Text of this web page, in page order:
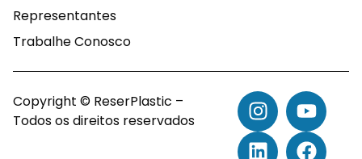
Representantes
Trabalhe Conosco
Copyright © ReserPlastic –
Todos os direitos reservados